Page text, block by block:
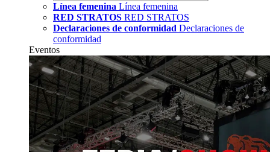
Línea femenina Línea femenina
RED STRATOS RED STRATOS
Declaraciones de conformidad Declaraciones de
conformidad
Eventos